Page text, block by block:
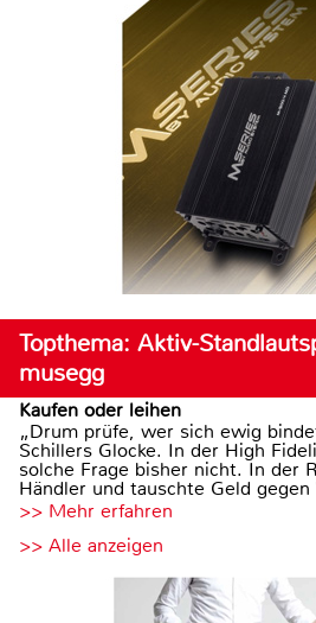
Topthema: Aktiv-
musegg
Kaufen oder leihen
„Drum prüfe, wer sich ewig
Schillers Glocke. In der High
solche Frage bisher nicht. In der
Händler und tauschte Geld gegen
>> Mehr erfahren
>> Alle anzeigen